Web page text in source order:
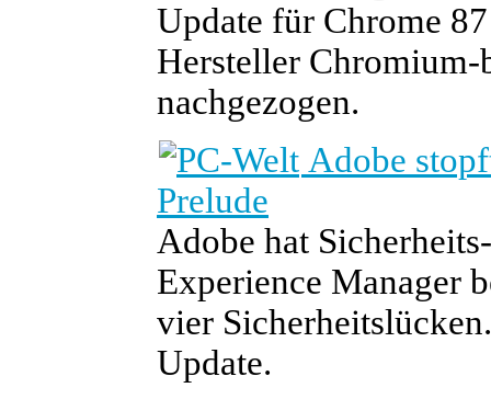
Update für Chrome
Hersteller
nachgezogen.
Adobe
Prelude
Adobe hat
Experience Manager
vier
Update.